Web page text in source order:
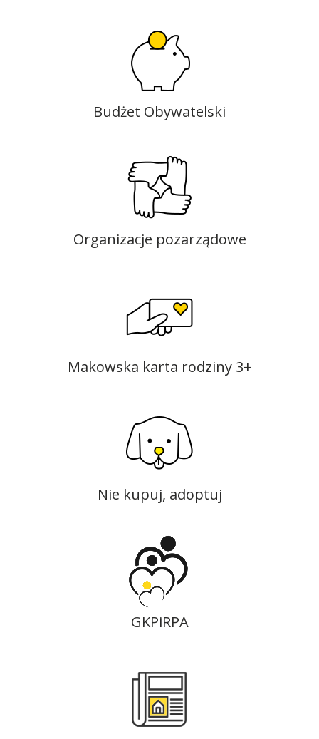
Budżet Obywatelski
Organizacje pozarządowe
Makowska karta rodziny 3+
Nie kupuj, adoptuj
GKPiRPA